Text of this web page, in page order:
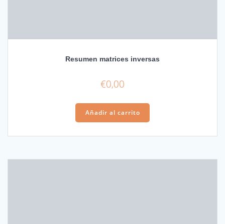
Resumen matrices inversas
€0,00
Añadir al carrito